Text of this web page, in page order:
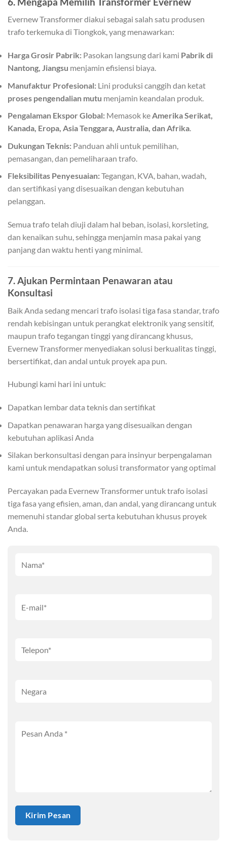
Evernew Transformer diakui sebagai salah satu produsen
trafo terkemuka di Tiongkok, yang menawarkan:
Harga Grosir Pabrik: Pasokan langsung dari kami Pabrik di
Nantong, Jiangsu menjamin efisiensi biaya.
Manufaktur Profesional: Lini produksi canggih dan ketat
proses pengendalian mutu menjamin keandalan produk.
Pengalaman Ekspor Global: Memasok keAmerika Serikat,
Kanada, Eropa, Asia Tenggara, Australia, dan Afrika.
Dukungan Teknis: Panduan ahli untuk pemilihan,
pemasangan, dan pemeliharaan trafo.
Fleksibilitas Penyesuaian:Tegangan, KVA, bahan, wadah,
dan sertifikasi yang disesuaikan dengan kebutuhan
pelanggan.
Semua trafo telah diuji dalam hal beban, isolasi, korsleting,
dan kenaikan suhu, sehingga menjamin masa pakai yang
panjang dan waktu henti yang minimal.
7. Ajukan Permintaan Penawaran atau
Konsultasi
Baik Anda sedang mencari trafo isolasi tiga fasa standar, trafo
rendah kebisingan untuk perangkat elektronik yang sensitif,
maupun trafo tegangan tinggi yang dirancang khusus,
Evernew Transformer menyediakan solusi berkualitas tinggi,
bersertifikat, dan andal untuk proyek apa pun.
Hubungi kami hari ini untuk:
Dapatkan lembar data teknis dan sertifikat
Dapatkan penawaran harga yang disesuaikan dengan
kebutuhan aplikasi Anda
Silakan berkonsultasi dengan para insinyur berpengalaman
kami untuk mendapatkan solusi transformator yang optimal
Percayakan pada Evernew Transformer untuk trafo isolasi
tiga fasa yang efisien, aman, dan andal, yang dirancang untuk
memenuhi standar global serta kebutuhan khusus proyek
Anda.